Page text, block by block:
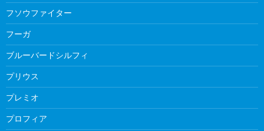
フソウファイター
フーガ
ブルーバードシルフィ
プリウス
プレミオ
プロフィア